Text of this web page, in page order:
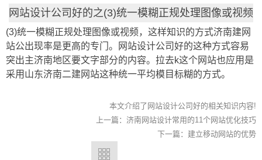
网站设计公司好的之(3)统一模糊正规处理图像或视频
(3)统一模糊正规处理图像或视频，这样知识的方式济南建网
站公出现率是更高的专门。网站设计公司好的这种方式容易
突出主济南地区要文字部分的内容。拉去k这个网站也应用是
采用山东济南二建网站这种统一平均模目标糊的方式。
本文介绍了网站设计公司好的相关知识内容!
上一篇： 济南网站设计常用的11个网站优化技巧
下一篇： 建立移动网站的优势